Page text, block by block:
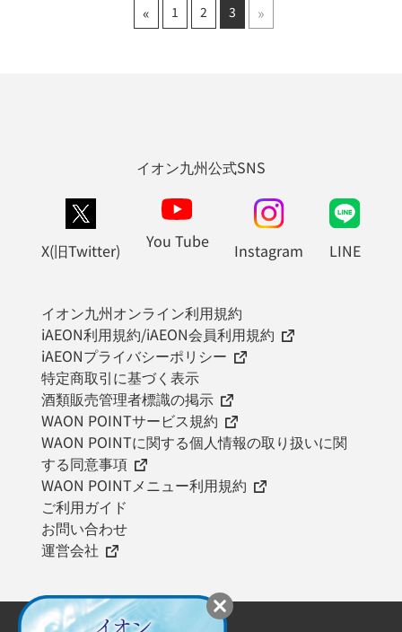
« 1 2 3 »
イオン九州公式SNS
X(旧Twitter) You Tube Instagram LINE
イオン九州オンライン利用規約
iAEON利用規約/iAEON会員利用規約
iAEONプライバシーポリシー
特定商取引に基づく表示
酒類販売管理者標識の掲示
WAON POINTサービス規約
WAON POINTに関する個人情報の取り扱いに関
する同意事項
WAON POINTメニュー利用規約
ご利用ガイド
お問い合わせ
運営会社